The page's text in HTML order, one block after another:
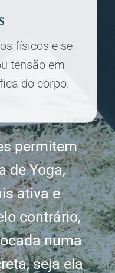
físicos e se
tensão em
do corpo.
permitem
de Yoga,
ativa e
contrário,
numa
seja ela